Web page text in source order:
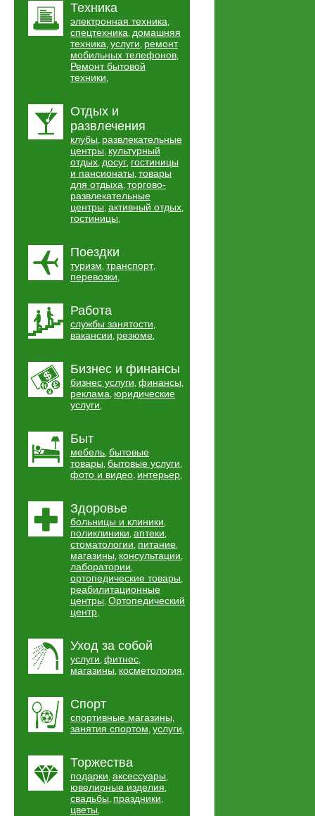
Техника
электронная техника,
спецтехника, домашняя
техника, услуги, ремонт
мобильных телефонов,
Ремонт бытовой
техники,
Отдых и
развлечения
клубы, развлекательные
центры, культурный
отдых, досуг, гостиницы
и пансионаты, товары
для отдыха, торгово-
развлекательные
центры, активный отдых,
гостиницы,
Поездки
туризм, транспорт,
перевозки,
Работа
службы занятости,
вакансии, резюме,
Бизнес и финансы
бизнес услуги, финансы,
реклама, юридические
услуги,
Быт
мебель, бытовые
товары, бытовые услуги,
фото и видео, интерьер,
Здоровье
больницы и клиники,
поликлиники, аптеки,
стоматологии, питание,
магазины, консультации,
лаборатории,
ортопедические товары,
реабилитационные
центры, Ортопедический
центр,
Уход за собой
услуги, фитнес,
магазины, косметология,
Спорт
спортивные магазины,
занятия спортом, услуги,
Торжества
подарки, аксессуары,
ювелирные изделия,
свадьбы, праздники,
цветы,